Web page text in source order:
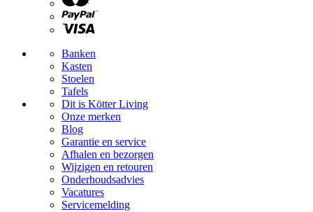
Banken
Kasten
Stoelen
Tafels
Dit is Kötter Living
Onze merken
Blog
Garantie en service
Afhalen en bezorgen
Wijzigen en retouren
Onderhoudsadvies
Vacatures
Servicemelding